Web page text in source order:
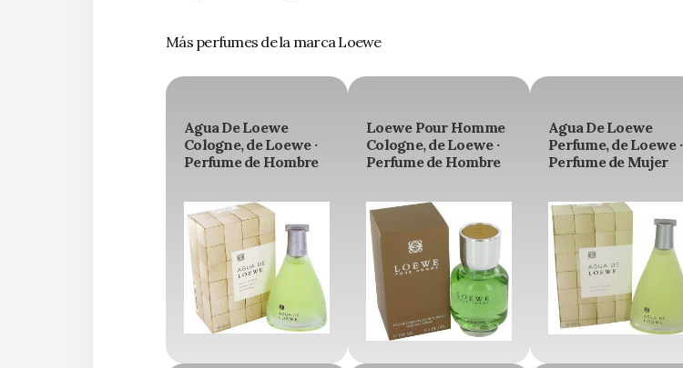
Más perfumes de la marca Loewe
Agua De Loewe
Cologne, de Loewe ·
Perfume de Hombre
Loewe Pour Homme
Cologne, de Loewe ·
Perfume de Hombre
Agua De Loewe
Perfume, de Loewe ·
Perfume de Mujer